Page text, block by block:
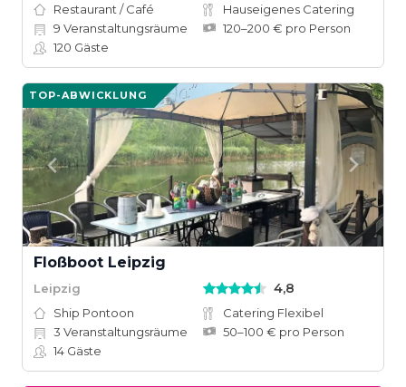
Restaurant / Café
Hauseigenes Catering
9 Veranstaltungsräume
120–200 € pro Person
120 Gäste
TOP-ABWICKLUNG
Floßboot Leipzig
Leipzig 4,8
Ship Pontoon
Catering Flexibel
3 Veranstaltungsräume
50–100 € pro Person
14 Gäste